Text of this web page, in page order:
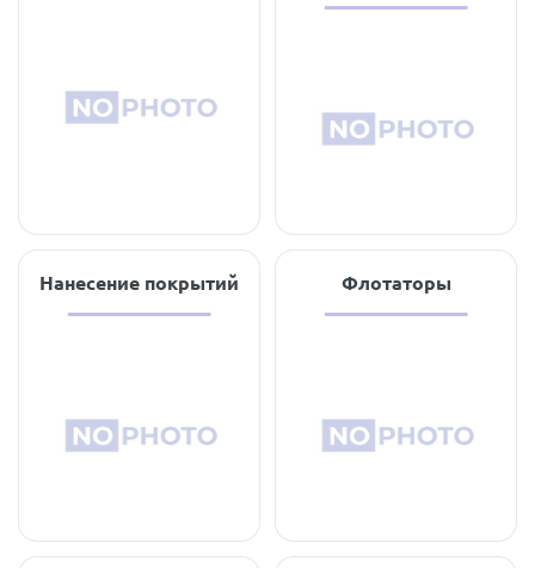
Нанесение покрытий Флотаторы